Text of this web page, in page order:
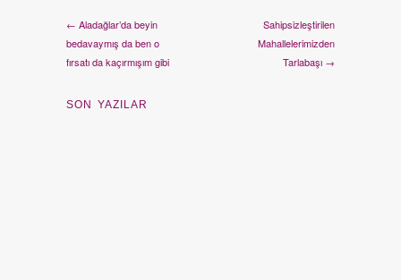
← Aladağlar’da beyin
bedavaymış da ben o
fırsatı da kaçırmışım gibi
Sahipsizleştirilen
Mahallelerimizden
Tarlabaşı →
SON YAZILAR